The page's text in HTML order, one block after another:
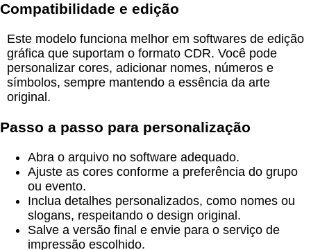
Compatibilidade e edição
Este modelo funciona melhor em softwares de edição
gráfica que suportam o formato CDR. Você pode
personalizar cores, adicionar nomes, números e
símbolos, sempre mantendo a essência da arte
original.
Passo a passo para personalização
Abra o arquivo no software adequado.
Ajuste as cores conforme a preferência do grupo
ou evento.
Inclua detalhes personalizados, como nomes ou
slogans, respeitando o design original.
Salve a versão final e envie para o serviço de
impressão escolhido.